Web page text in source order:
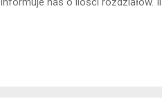
toczącego się w danej chwili